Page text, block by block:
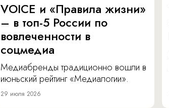
VOICE и «Правила жизни»
– в топ-5 России по
вовлеченности в
соцмедиа
Медиабренды традиционно вошли в
июньский рейтинг «Медиалогии».
29 июля 2026